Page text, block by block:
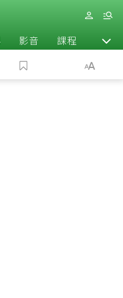
影音 課程 退休